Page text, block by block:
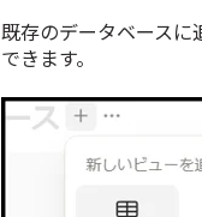
既存のデータベース
できます。